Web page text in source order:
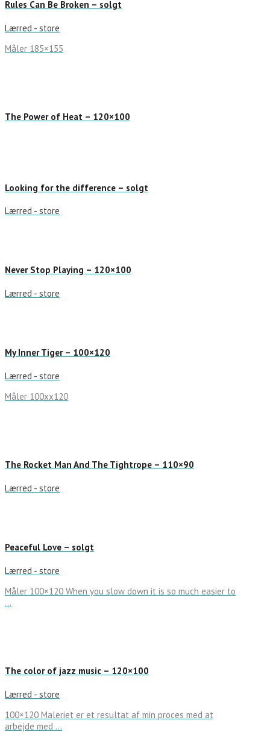
Rules Can Be Broken – solgt
Lærred - store
Måler 185×155
The Power of Heat – 120×100
Looking for the difference – solgt
Lærred - store
Never Stop Playing – 120×100
Lærred - store
My Inner Tiger – 100×120
Lærred - store
Måler 100xx120
The Rocket Man And The Tightrope – 110×90
Lærred - store
Peaceful Love – solgt
Lærred - store
Måler 100×120 When you slow down it is so much easier to
…
The color of jazz music – 120×100
Lærred - store
100×120 Maleriet er et resultat af min proces med at
arbejde med …